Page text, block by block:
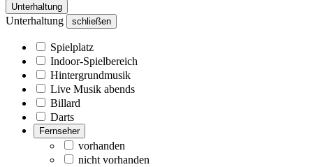
Unterhaltung
Unterhaltung schließen
Spielplatz
Indoor-Spielbereich
Hintergrundmusik
Live Musik abends
Billard
Darts
Fernseher
vorhanden
nicht vorhanden